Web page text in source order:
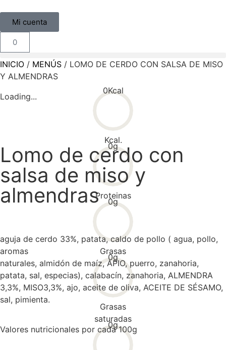
Mi cuenta
0
INICIO / MENÚS / LOMO DE CERDO CON SALSA DE MISO
Y ALMENDRAS
Loading...
0Kcal
Kcal.
0g
Proteinas
0g
Grasas
0g
Grasas
saturadas
0g
Lomo de cerdo con
salsa de miso y
almendras
aguja de cerdo 33%, patata, caldo de pollo ( agua, pollo,
aromas
naturales, almidón de maíz, APIO, puerro, zanahoria,
patata, sal, especias), calabacín, zanahoria, ALMENDRA
3,3%, MISO3,3%, ajo, aceite de oliva, ACEITE DE SÉSAMO,
sal, pimienta.
Valores nutricionales por cada 100g